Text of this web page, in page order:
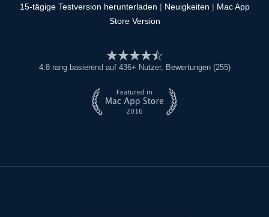
15-tägige Testversion herunterladen | Neuigkeiten | Mac App
Store Version
4.8rang basierend auf 436+ Nutzer, Bewertungen (255)